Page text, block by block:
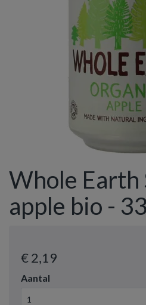
Whole Earth
apple bio -
€ 2,19
Aantal